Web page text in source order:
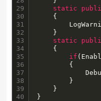
29
30
31
32
33
34
35
36
37
38
39
40
static
static
if
			Debug.LogWarning(message,context);
}